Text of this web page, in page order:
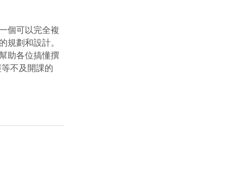
個可以完全複
規劃和設計。
助各位搞懂撰
不及開課的